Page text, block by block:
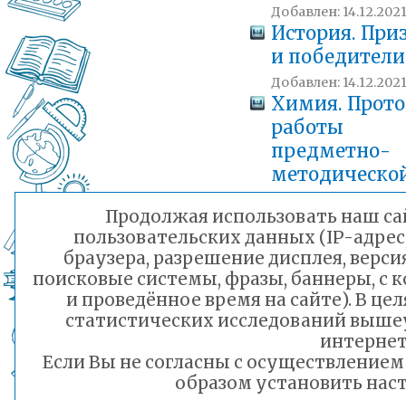
Добавлен:
История.
и
Добавлен:
Химия.
работы
предметно-
комиссии
этапа
Добавлен:
Химия.
этапа
Добавлен:
Русский
Продолжая использовать наш
пользовательских данных (IP-
браузера, разрешение дисплея,
поисковые системы, фразы, баннеры, с
и проведённое время на сайте). В
статистических исследований
Если Вы не согласны с
образом установить